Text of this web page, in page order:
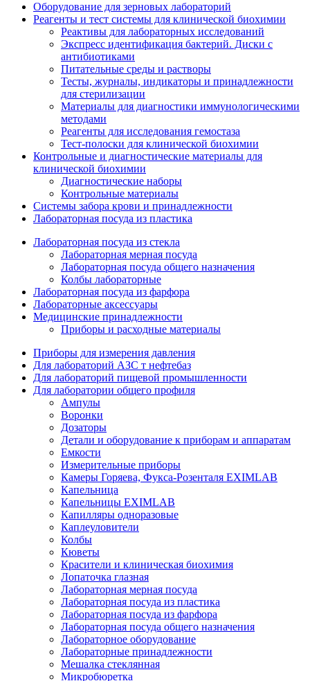
Оборудование для зерновых лабораторий
Реагенты и тест системы для клинической биохимии
Реактивы для лабораторных исследований
Экспресс идентификация бактерий. Диски с
антибиотиками
Питательные среды и растворы
Тесты, журналы, индикаторы и принадлежности
для стерилизации
Материалы для диагностики иммунологическими
методами
Реагенты для исследования гемостаза
Тест-полоски для клинической биохимии
Контрольные и диагностические материалы для
клинической биохимии
Диагностические наборы
Контрольные материалы
Системы забора крови и принадлежности
Лабораторная посуда из пластика
Лабораторная посуда из стекла
Лабораторная мерная посуда
Лабораторная посуда общего назначения
Колбы лабораторные
Лабораторная посуда из фарфора
Лабораторные аксессуары
Медицинские принадлежности
Приборы и расходные материалы
Приборы для измерения давления
Для лабораторий АЗС т нефтебаз
Для лабораторий пищевой промышленности
Для лаборатории общего профиля
Ампулы
Воронки
Дозаторы
Детали и оборудование к приборам и аппаратам
Емкости
Измерительные приборы
Камеры Горяева, Фукса-Розенталя EXIMLAB
Капельница
Капельницы EXIMLAB
Капилляры одноразовые
Каплеуловители
Колбы
Кюветы
Красители и клиническая биохимия
Лопаточка глазная
Лабораторная мерная посуда
Лабораторная посуда из пластика
Лабораторная посуда из фарфора
Лабораторная посуда общего назначения
Лабораторное оборудование
Лабораторные принадлежности
Мешалка стеклянная
Микробюретка